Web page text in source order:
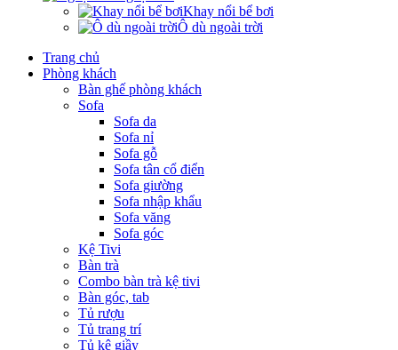
Khay nổi bể bơi
Ô dù ngoài trời
Trang chủ
Phòng khách
Bàn ghế phòng khách
Sofa
Sofa da
Sofa nỉ
Sofa gỗ
Sofa tân cổ điển
Sofa giường
Sofa nhập khẩu
Sofa văng
Sofa góc
Kệ Tivi
Bàn trà
Combo bàn trà kệ tivi
Bàn góc, tab
Tủ rượu
Tủ trang trí
Tủ kệ giầy